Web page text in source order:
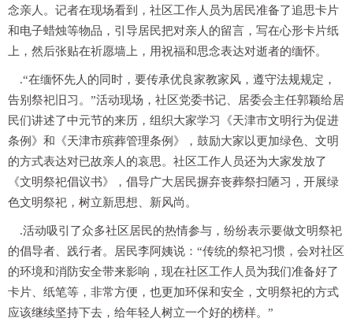
念亲人。记者在现场看到，社区工作人员为居民准备了追思卡片
和电子蜡烛等物品，引导居民把对亲人的留言，写在心形卡片纸
上，然后张贴在祈愿墙上，用祝福和思念表达对逝者的缅怀。
.“在缅怀先人的同时，要传承优良家教家风，遵守法规规定，
告别祭祀旧习。”活动现场，社区党委书记、居委会主任郭颖给居
民们讲述了中元节的来历，组织大家学习《天津市文明行为促进
条例》和《天津市殡葬管理条例》，鼓励大家以更加绿色、文明
的方式表达对已故亲人的哀思。社区工作人员还为大家发放了
《文明祭祀倡议书》，倡导广大居民摒弃丧葬祭扫陋习，开展绿
色文明祭祀，树立新思想、新风尚。
.活动吸引了众多社区居民的热情参与，纷纷表示要做文明祭祀
的倡导者、践行者。居民李阿姨说：“传统的祭祀习惯，会对社区
的环境和消防安全带来影响，现在社区工作人员为我们准备好了
卡片、纸笔等，非常方便，也更加环保和安全，文明祭祀的方式
应该继续坚持下去，给年轻人树立一个好的榜样。”